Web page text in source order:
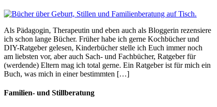
Als Pädagogin, Therapeutin und eben auch als Bloggerin rezensiere
ich schon lange Bücher. Früher habe ich gerne Kochbücher und
DIY-Ratgeber gelesen, Kinderbücher stelle ich Euch immer noch
am liebsten vor, aber auch Sach- und Fachbücher, Ratgeber für
(werdende) Eltern mag ich total gerne. Ein Ratgeber ist für mich ein
Buch, was mich in einer bestimmten […]
Familien- und Stillberatung